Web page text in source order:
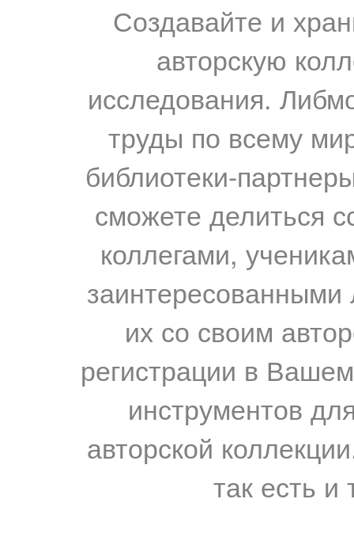
Создавайте и
авторскую
исследования.
труды по всему
библиотеки-
сможете делиться
коллегами,
их со своим
регистрации в
инструментов
авторской
так есть и